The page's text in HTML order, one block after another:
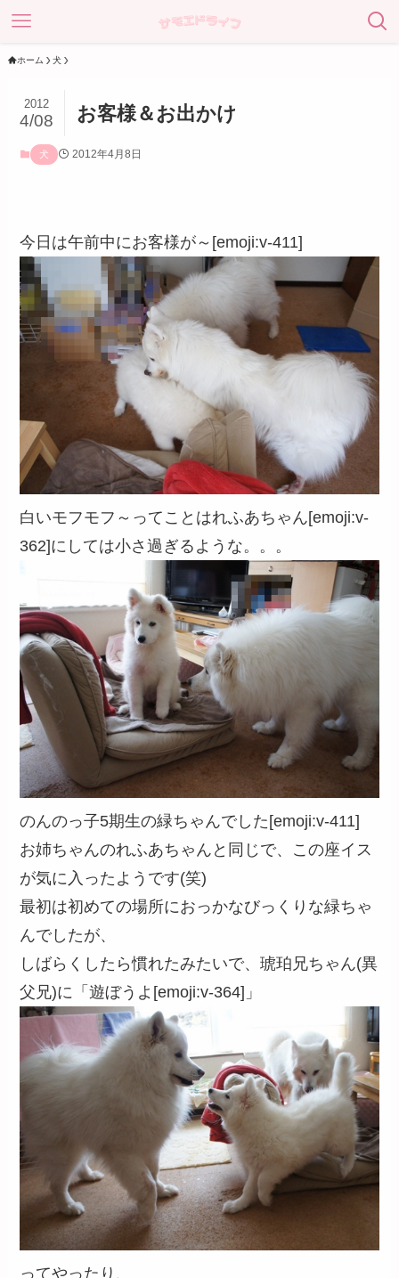
ホーム 犬
お客様＆お出かけ
2012
4/08
犬 2012年4月8日
今日は午前中にお客様が～[emoji:v-411]
白いモフモフ～ってことはれふあちゃん[emoji:v-
362]にしては小さ過ぎるような。。。
のんのっ子5期生の緑ちゃんでした[emoji:v-411]
お姉ちゃんのれふあちゃんと同じで、この座イス
が気に入ったようです(笑)
最初は初めての場所におっかなびっくりな緑ちゃ
んでしたが、
しばらくしたら慣れたみたいで、琥珀兄ちゃん(異
父兄)に「遊ぼうよ[emoji:v-364]」
ってやったり、